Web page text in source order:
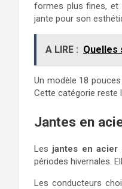
formes plus fines, et
jante pour son
A LIRE : Quelles
Un modèle 18
Cette catégorie reste
Jantes en
Les jantes en acier
périodes hivernales.
Les conducteurs